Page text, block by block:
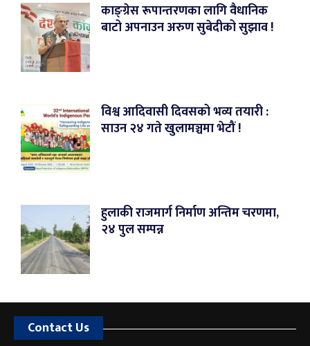
काङ्ग्रेस रूपान्तरणका लागि वैधानिक
बाटो अपनाउन अरुण सुबेदीको सुझाव !
विश्व आदिवासी दिवसको भव्य तयारी :
साउन २४ गते खुलामञ्चमा भेटौं !
हुलाकी राजमार्ग निर्माण अन्तिम चरणमा,
२४ पुल सम्पन्न
Contact Us